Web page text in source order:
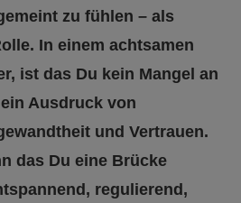
zu fühlen – als
In einem achtsamen
ist das Du kein Mangel an
Ausdruck von
und Vertrauen.
das Du eine Brücke
regulierend,